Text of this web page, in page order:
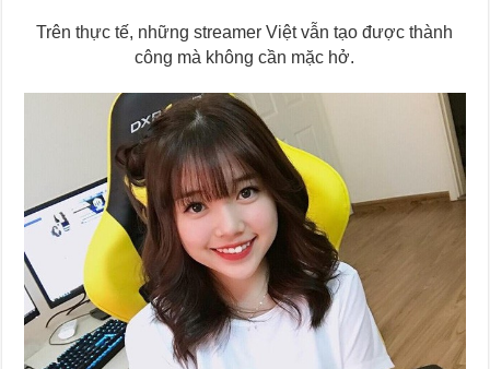
Trên thực tế, những streamer Việt vẫn tạo được thành
công mà không cần mặc hở.